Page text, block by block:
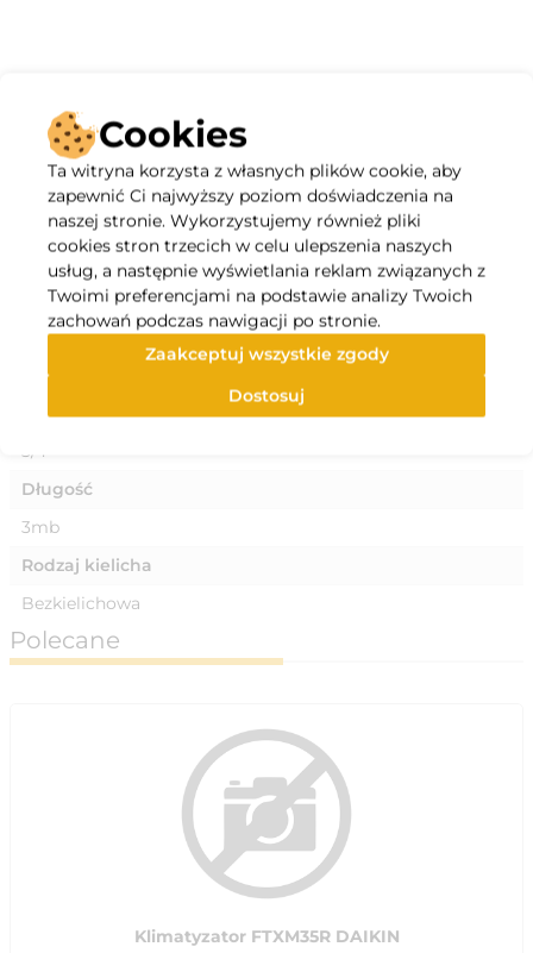
ZASTOSOWANIE
Instalacje wody zimnej, Instalacje klimatyzacyjne, Instalacje
przemysłowe dla różnego rodzaju związków chemicznych
Obszar zastosowania: Instalacja ciśnieniowa do wody pitnej
Specyfikacja
Materiał
PVC - polichlorek winylu
Wymiary
3/4''
Długość
3mb
Rodzaj kielicha
Bezkielichowa
Polecane
Klimatyzator FTXM35R DAIKIN
Cookies
Ta witryna korzysta z własnych plików cookie, aby
zapewnić Ci najwyższy poziom doświadczenia na
naszej stronie. Wykorzystujemy również pliki
cookies stron trzecich w celu ulepszenia naszych
usług, a następnie wyświetlania reklam związanych z
Twoimi preferencjami na podstawie analizy Twoich
zachowań podczas nawigacji po stronie.
Zaakceptuj wszystkie zgody
Dostosuj